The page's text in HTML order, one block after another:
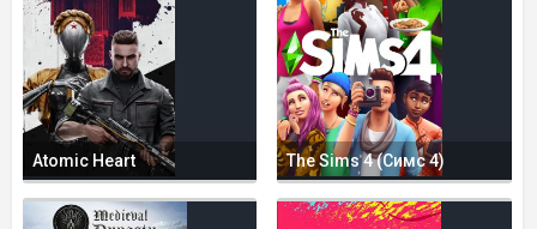
Atomic Heart The Sims 4 (Симс 4)